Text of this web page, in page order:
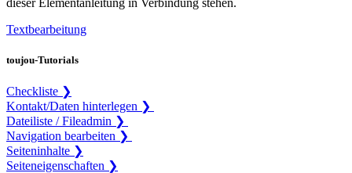
Textbearbeitung
toujou-Tutorials
Checkliste ❯
Kontakt/Daten hinterlegen ❯
Dateiliste / Fileadmin ❯
Navigation bearbeiten ❯
Seiteninhalte ❯
Seiteneigenschaften ❯